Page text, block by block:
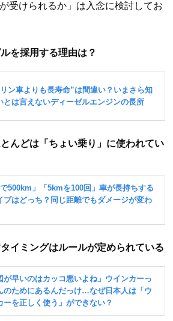
受けられるか」は入念に検討してお
を採用する理由は？
んどは「ちょい乗り」に使われてい
イミングはルールが定められている